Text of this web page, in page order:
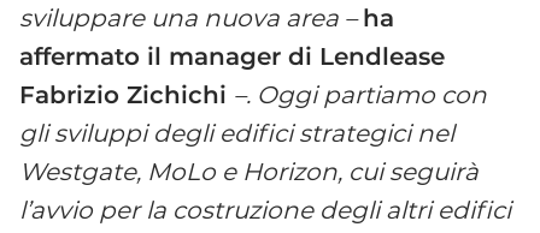
sviluppare una nuova area –ha
affermato il manager di Lendlease
Fabrizio Zichichi –. Oggi partiamo con
gli sviluppi degli edifici strategici nel
Westgate, MoLo e Horizon, cui seguirà
l’avvio per la costruzione degli altri edifici